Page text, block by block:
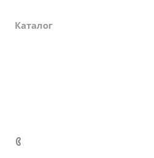
Каталог